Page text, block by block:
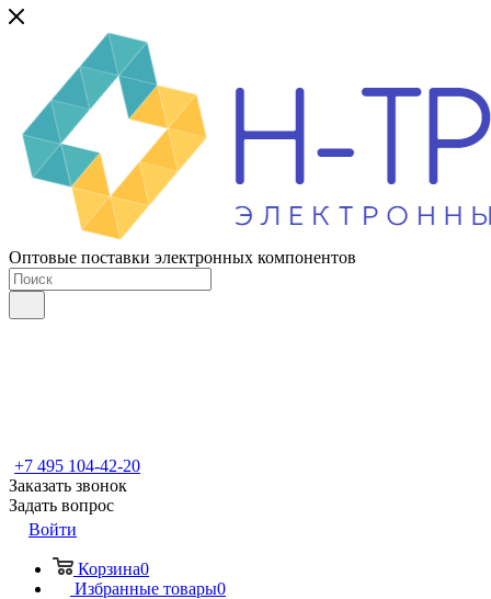
Оптовые поставки электронных компонентов
+7 495 104-42-20
Заказать звонок
Задать вопрос
Войти
Корзина0
Избранные товары0